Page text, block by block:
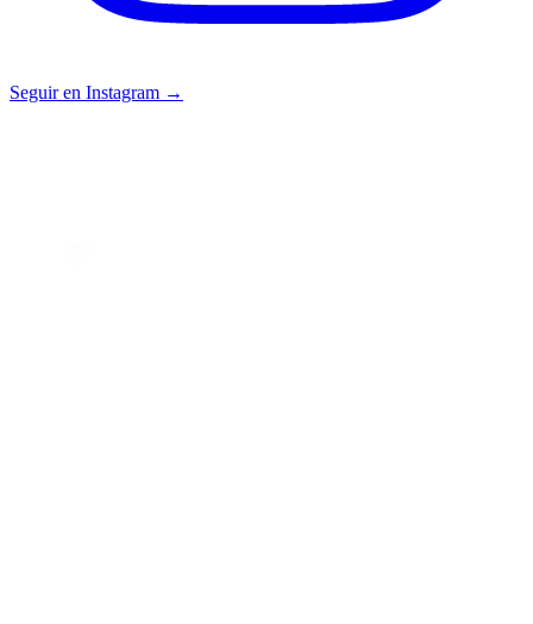
Seguir en Instagram →